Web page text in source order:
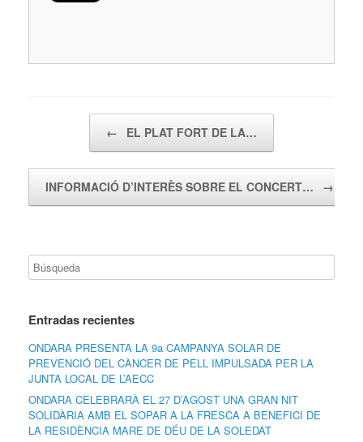
← EL PLAT FORT DE LA…
INFORMACIÓ D’INTERÈS SOBRE EL CONCERT… →
Entradas recientes
ONDARA PRESENTA LA 9a CAMPANYA SOLAR DE
PREVENCIÓ DEL CÀNCER DE PELL IMPULSADA PER LA
JUNTA LOCAL DE L’AECC
ONDARA CELEBRARÀ EL 27 D’AGOST UNA GRAN NIT
SOLIDÀRIA AMB EL SOPAR A LA FRESCA A BENEFICI DE
LA RESIDÈNCIA MARE DE DÉU DE LA SOLEDAT